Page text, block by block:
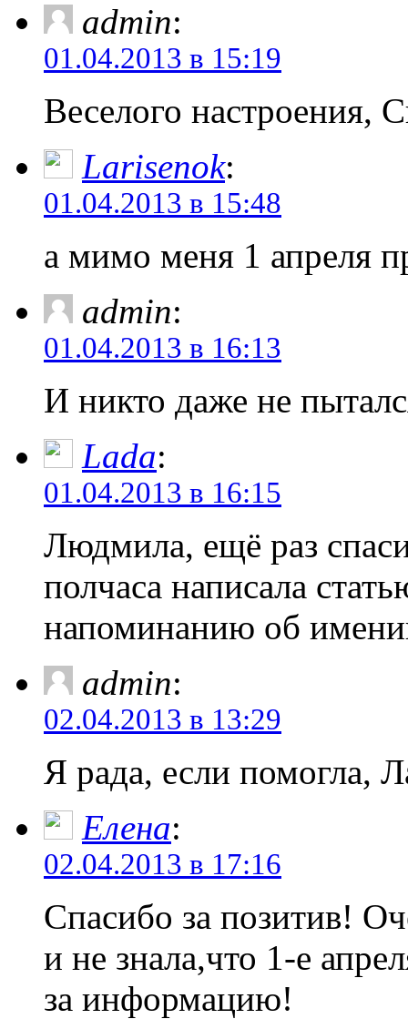
admin:
01.04.2013 в 15:19
Веселого настроения,
Larisenok:
01.04.2013 в 15:48
а мимо меня 1 апреля
admin:
01.04.2013 в 16:13
И никто даже не
Lada:
01.04.2013 в 16:15
Людмила, ещё раз
полчаса написала
напоминанию об
admin:
02.04.2013 в 13:29
Я рада, если помогла,
Елена:
02.04.2013 в 17:16
Спасибо за позитив!
и не знала,что 1-е
за информацию!